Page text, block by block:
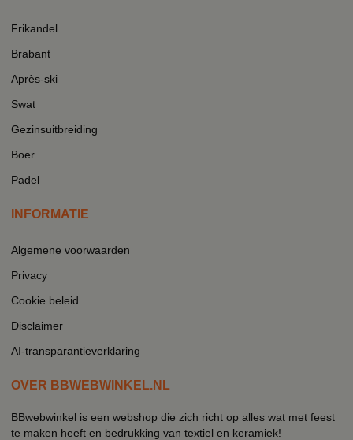
Frikandel
Brabant
Après-ski
Swat
Gezinsuitbreiding
Boer
Padel
INFORMATIE
Algemene voorwaarden
Privacy
Cookie beleid
Disclaimer
AI-transparantieverklaring
OVER BBWEBWINKEL.NL
BBwebwinkel is een webshop die zich richt op alles wat met feest
te maken heeft en bedrukking van textiel en keramiek!